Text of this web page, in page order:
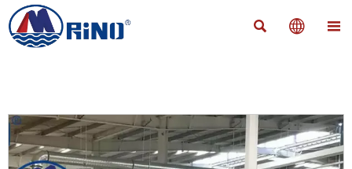
  